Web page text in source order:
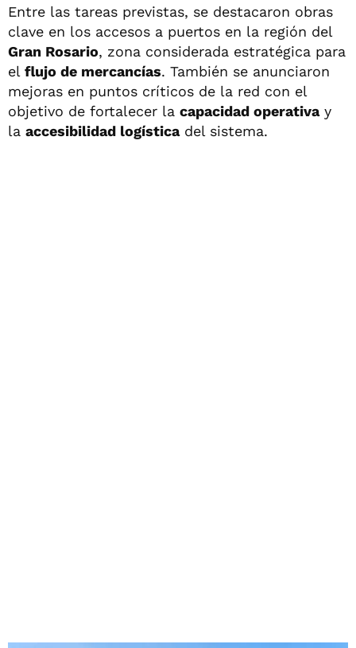
Entre las tareas previstas, se destacaron obras
clave en los accesos a puertos en la región del
Gran Rosario, zona considerada estratégica para
el flujo de mercancías. También se anunciaron
mejoras en puntos críticos de la red con el
objetivo de fortalecer la capacidad operativay
la accesibilidad logísticadel sistema.